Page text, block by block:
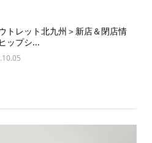
トレット北九州＞新店＆閉店情
ップシ...